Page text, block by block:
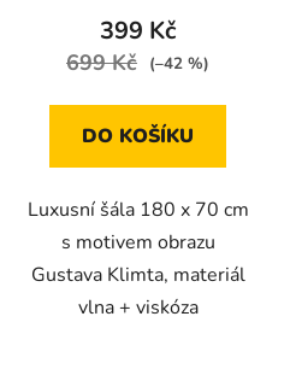
399 Kč
699 Kč (–42 %)
DO KOŠÍKU
Luxusní šála 180 x 70 cm
s motivem obrazu
Gustava Klimta, materiál
vlna + viskóza